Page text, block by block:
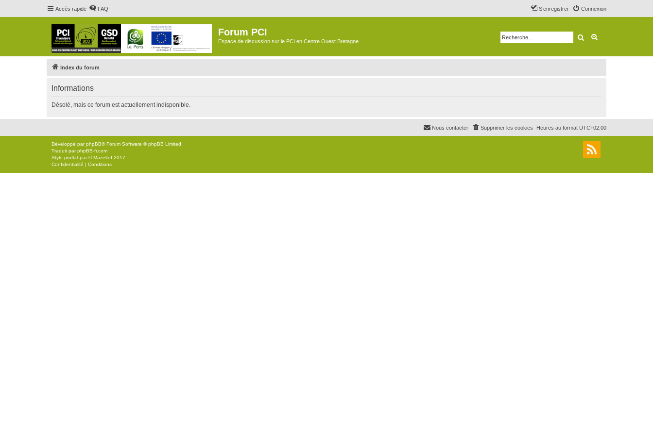
Accès rapide FAQ Connexion
S’enregistrer
Forum PCI
Espace de discussion sur le PCI en Centre Ouest Bretagne Rechercher
Index du forum
Informations
Désolé, mais ce forum est actuellement indisponible.
Heures au format UTC+02:00
Supprimer les cookies
Nous contacter
Développé parphpBB® Forum Software © phpBB Limited
Traduit parphpBB-fr.com
Style proflat par ©Mazeltof 2017
Confidentialité | Conditions